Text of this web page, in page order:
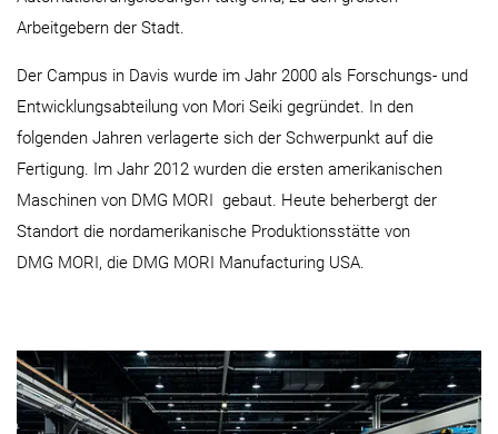
Arbeitgebern der Stadt.
Der Campus in Davis wurde im Jahr 2000 als Forschungs- und
Entwicklungsabteilung von Mori Seiki gegründet. In den
folgenden Jahren verlagerte sich der Schwerpunkt auf die
Fertigung. Im Jahr 2012 wurden die ersten amerikanischen
Maschinen von DMG MORI gebaut. Heute beherbergt der
Standort die nordamerikanische Produktionsstätte von
DMG MORI, die DMG MORI Manufacturing USA.